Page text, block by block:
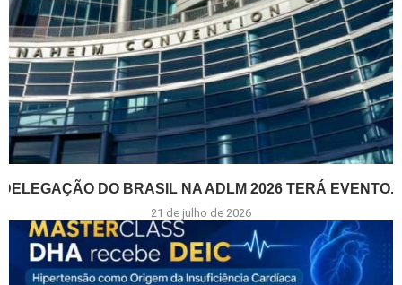
DELEGAÇÃO DO BRASIL NA ADLM 2026 TERÁ EVENTO...
21 de julho de 2026